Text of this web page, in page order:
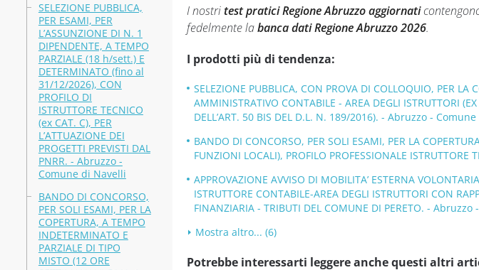
SELEZIONE PUBBLICA,
PER ESAMI, PER
L’ASSUNZIONE DI N. 1
DIPENDENTE, A TEMPO
PARZIALE (18 h/sett.) E
DETERMINATO (fino al
31/12/2026), CON
PROFILO DI
ISTRUTTORE TECNICO
(ex CAT. C), PER
L’ATTUAZIONE DEI
PROGETTI PREVISTI DAL
PNRR. - Abruzzo -
Comune di Navelli
BANDO DI CONCORSO,
PER SOLI ESAMI, PER LA
COPERTURA, A TEMPO
INDETERMINATO E
PARZIALE DI TIPO
MISTO (12 ORE
I nostri test pratici Regione Abruzzo aggiornati
fedelmente labanca dati Regione Abruzzo 2026.
I prodotti più di tendenza:
SELEZIONE PUBBLICA, CON PROVA DI COLLOQUIO, PER
AMMINISTRATIVO CONTABILE - AREA DEGLI ISTRUTTORI
DELL’ART. 50 BIS DEL D.L. N. 189/2016). - Abruzzo -
BANDO DI CONCORSO, PER SOLI ESAMI, PER LA
FUNZIONI LOCALI), PROFILO PROFESSIONALE
APPROVAZIONE AVVISO DI MOBILITA’ ESTERNA
ISTRUTTORE CONTABILE-AREA DEGLI ISTRUTTORI CON
FINANZIARIA - TRIBUTI DEL COMUNE DI PERETO. -
Mostra altro... (6)
Potrebbe interessarti leggere anche questi altri